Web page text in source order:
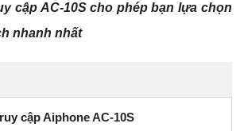
cập AC-10S cho phép bạn lựa chọn
nhanh nhất
cập Aiphone AC-10S